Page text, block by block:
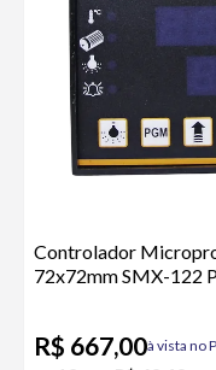
Controlador
72x72mm SMX-122
R$ 667,00à vista no